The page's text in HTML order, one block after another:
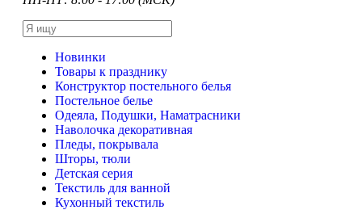
Новинки
Товары к празднику
Конструктор постельного белья
Постельное белье
Одеяла, Подушки, Наматрасники
Наволочка декоративная
Пледы, покрывала
Шторы, тюли
Детская серия
Текстиль для ванной
Кухонный текстиль